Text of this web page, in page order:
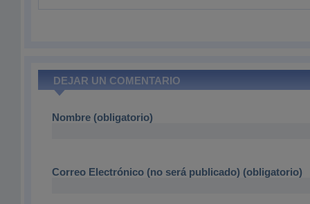
DEJAR UN COMENTARIO
Nombre (obligatorio)
Correo Electrónico (no será publicado) (obligatorio)